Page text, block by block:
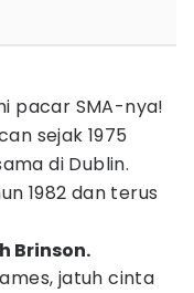
pacar SMA-nya!
sejak 1975
di Dublin.
1982 dan terus
Brinson.
jatuh cinta